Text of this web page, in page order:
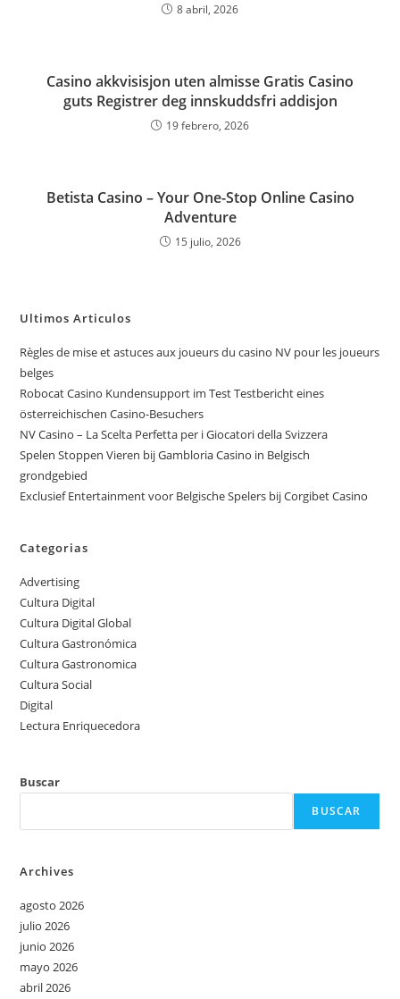
8 abril, 2026
Casino akkvisisjon uten almisse Gratis Casino
guts Registrer deg innskuddsfri addisjon
19 febrero, 2026
Betista Casino – Your One-Stop Online Casino
Adventure
15 julio, 2026
Ultimos Articulos
Règles de mise et astuces aux joueurs du casino NV pour les joueurs
belges
Robocat Casino Kundensupport im Test Testbericht eines
österreichischen Casino-Besuchers
NV Casino – La Scelta Perfetta per i Giocatori della Svizzera
Spelen Stoppen Vieren bij Gambloria Casino in Belgisch
grondgebied
Exclusief Entertainment voor Belgische Spelers bij Corgibet Casino
Categorias
Advertising
Cultura Digital
Cultura Digital Global
Cultura Gastronómica
Cultura Gastronomica
Cultura Social
Digital
Lectura Enriquecedora
Buscar
BUSCAR
Archives
agosto 2026
julio 2026
junio 2026
mayo 2026
abril 2026